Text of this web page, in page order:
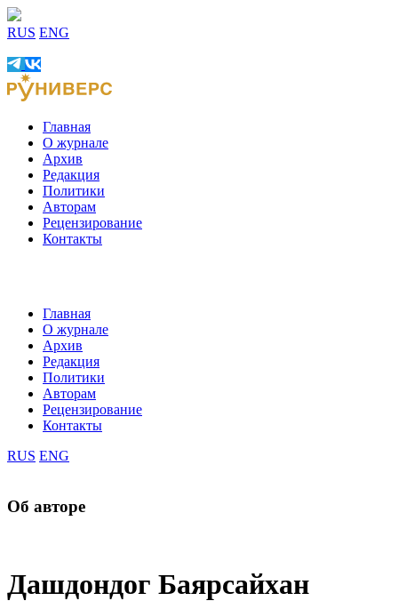
RUS ENG
Главная
О журнале
Архив
Редакция
Политики
Авторам
Рецензирование
Контакты
Главная
О журнале
Архив
Редакция
Политики
Авторам
Рецензирование
Контакты
RUS ENG
Об авторе
Дашдондог Баярсайхан